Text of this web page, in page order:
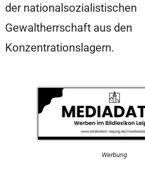
der nationalsozialistischen
Gewaltherrschaft aus den
Konzentrationslagern.
Werbung